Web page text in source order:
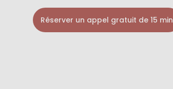
Réserver un appel gratuit de 15 min